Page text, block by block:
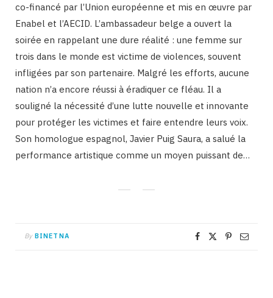
co-financé par l’Union européenne et mis en œuvre par
Enabel et l’AECID. L’ambassadeur belge a ouvert la
soirée en rappelant une dure réalité : une femme sur
trois dans le monde est victime de violences, souvent
infligées par son partenaire. Malgré les efforts, aucune
nation n’a encore réussi à éradiquer ce fléau. Il a
souligné la nécessité d’une lutte nouvelle et innovante
pour protéger les victimes et faire entendre leurs voix.
Son homologue espagnol, Javier Puig Saura, a salué la
performance artistique comme un moyen puissant de…
By BINETNA